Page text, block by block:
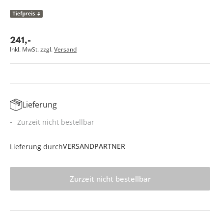
241,-
Inkl. MwSt. zzgl.Versand
Lieferung
Zurzeit nicht bestellbar
Lieferung durchVERSANDPARTNER
Zurzeit nicht bestellbar